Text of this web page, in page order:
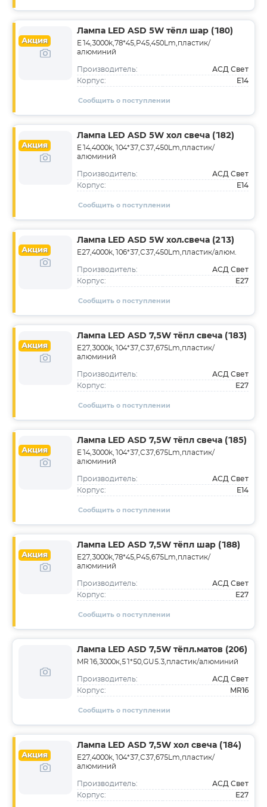
Акция
Лампа LED ASD 5W тёпл шар (180)
E14,3000k,78*45,P45,450Lm,пластик/
алюминий
Производитель: АСД Свет
Корпус: E14
Сообщить о поступлении
Акция
Лампа LED ASD 5W хол свеча (182)
E14,4000k,104*37,C37,450Lm,пластик/
алюминий
Производитель: АСД Свет
Корпус: E14
Сообщить о поступлении
Акция
Лампа LED ASD 5W хол.свеча (213)
E27,4000k,106*37,C37,450Lm,пластик/алюм.
Производитель: АСД Свет
Корпус: E27
Сообщить о поступлении
Акция
Лампа LED ASD 7,5W тёпл свеча (183)
E27,3000k,104*37,C37,675Lm,пластик/
алюминий
Производитель: АСД Свет
Корпус: E27
Сообщить о поступлении
Акция
Лампа LED ASD 7,5W тёпл свеча (185)
E14,3000k,104*37,C37,675Lm,пластик/
алюминий
Производитель: АСД Свет
Корпус: E14
Сообщить о поступлении
Акция
Лампа LED ASD 7,5W тёпл шар (188)
E27,3000k,78*45,P45,675Lm,пластик/
алюминий
Производитель: АСД Свет
Корпус: E27
Сообщить о поступлении
Лампа LED ASD 7,5W тёпл.матов (206)
MR16,3000к,51*50,GU5.3,пластик/алюминий
Производитель: АСД Свет
Корпус: MR16
Сообщить о поступлении
Акция
Лампа LED ASD 7,5W хол свеча (184)
E27,4000k,104*37,C37,675Lm,пластик/
алюминий
Производитель: АСД Свет
Корпус: E27